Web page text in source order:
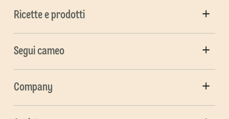
Ricette e prodotti
Segui cameo
Company